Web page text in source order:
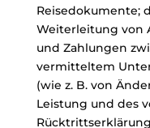
Reisedokumente;
Weiterleitung von
und Zahlungen
vermitteltem
(wie z. B. von
Leistung und des